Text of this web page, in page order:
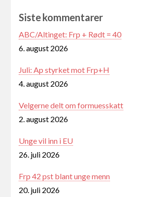
Siste kommentarer
ABC/Altinget: Frp + Rødt = 40
6. august 2026
Juli: Ap styrket mot Frp+H
4. august 2026
Velgerne delt om formuesskatt
2. august 2026
Unge vil inn i EU
26. juli 2026
Frp 42 pst blant unge menn
20. juli 2026